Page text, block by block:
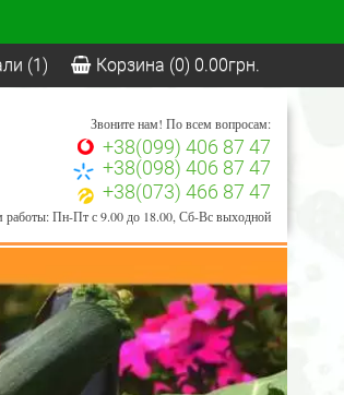
(1) Корзина (0) 0.00грн.
Звоните нам! По всем вопросам:
+38(099) 406 87 47
+38(098) 406 87 47
+38(073) 466 87 47
работы: Пн-Пт с 9.00 до 18.00, Сб-Вс выходной